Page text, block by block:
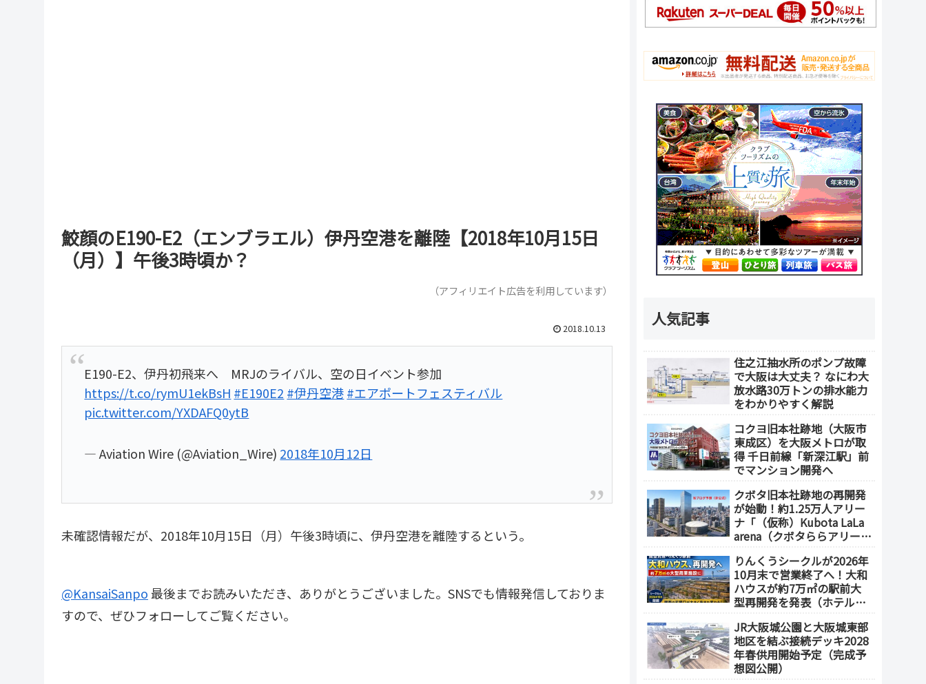
鮫顔のE190-E2（エンブラエル）伊丹空港を離陸【2018年10月15日
（月）】午後3時頃か？
（アフィリエイト広告を利用しています）
2018.10.13
E190-E2、伊丹初飛来へ MRJのライバル、空の日イベント参加
https://t.co/rymU1ekBsH #E190E2 #伊丹空港#エアポートフェスティバル
pic.twitter.com/YXDAFQ0ytB
— Aviation Wire (@Aviation_Wire) 2018年10月12日
未確認情報だが、2018年10月15日（月）午後3時頃に、伊丹空港を離陸するという。
@KansaiSanpo最後までお読みいただき、ありがとうございました。SNSでも情報発信しておりま
すので、ぜひフォローしてご覧ください。
人気記事
住之江抽水所のポンプ故障
で大阪は大丈夫？ なにわ大
放水路30万トンの排水能力
をわかりやすく解説
コクヨ旧本社跡地（大阪市
東成区）を大阪メトロが取
得 千日前線「新深江駅」前
でマンション開発へ
クボタ旧本社跡地の再開発
が始動！約1.25万人アリー
ナ「（仮称）Kubota LaLa
arena（クボタららアリー
業施設も開発へ【2032年以
降開業】
りんくうシークルが2026年
10月末で営業終了へ！大和
ハウスが約7万㎡の駅前大
型再開発を発表（ホテル開
JR大阪城公園と大阪城東部
地区を結ぶ接続デッキ2028
年春供用開始予定（完成予
想図公開）